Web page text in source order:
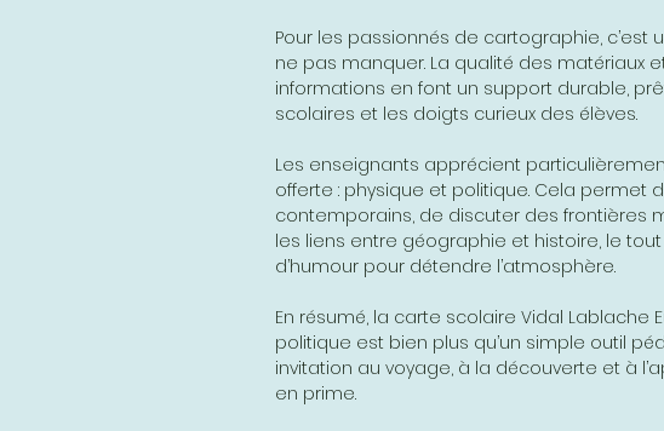
Pour les passionnés de cartographie, c’est
ne pas manquer. La qualité des matériaux
informations en font un support durable,
scolaires et les doigts curieux des élèves.
Les enseignants apprécient
offerte : physique et politique. Cela permet
contemporains, de discuter des frontières
les liens entre géographie et histoire, le
d’humour pour détendre l’atmosphère.
En résumé, la carte scolaire Vidal Lablache
politique est bien plus qu’un simple outil
invitation au voyage, à la découverte et à
en prime.